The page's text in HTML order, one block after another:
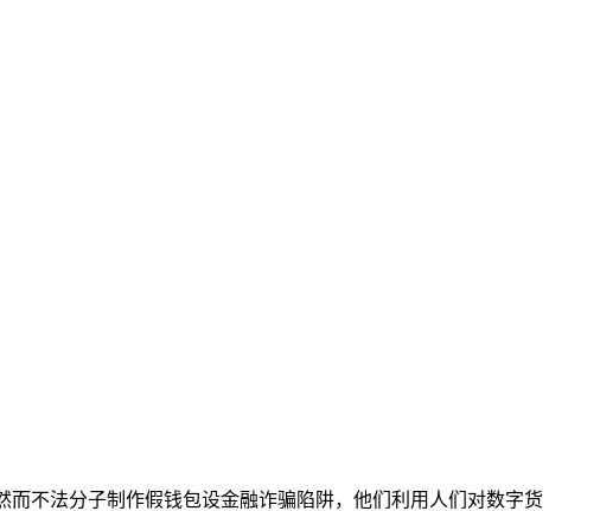
而不法分子制作假钱包设金融诈骗陷阱，他们利用人们对数字货